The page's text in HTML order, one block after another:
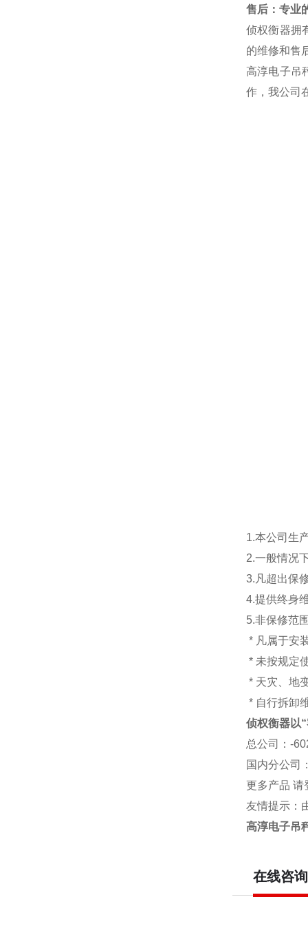
售后：专业
侦权衡器拥
的维修和售
高淳电子吊
作，我公司
1.本公司生
2.一般情况
3.凡超出保
4.提供终身
5.非保修范
* 凡属于安
* 未按规定
* 天灾、地
* 自行拆卸
侦权衡器以
总公司
：-
国内分公司
更多产品 请
友情提示：
高淳电子吊
在线咨询